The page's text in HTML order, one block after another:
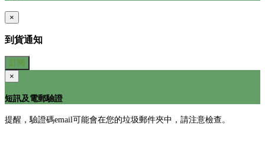
×
到貨通知
訂閱
×
短訊及電郵驗證
提醒，驗證碼email可能會在您的垃圾郵件夾中，請注意檢查。